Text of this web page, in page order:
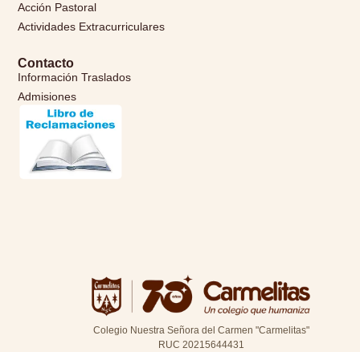
Colegio Nuestra Señora del Carmen "Carmelitas"
RUC 20215644431
Acción Pastoral
Actividades Extracurriculares
Contacto
Información Traslados
Admisiones